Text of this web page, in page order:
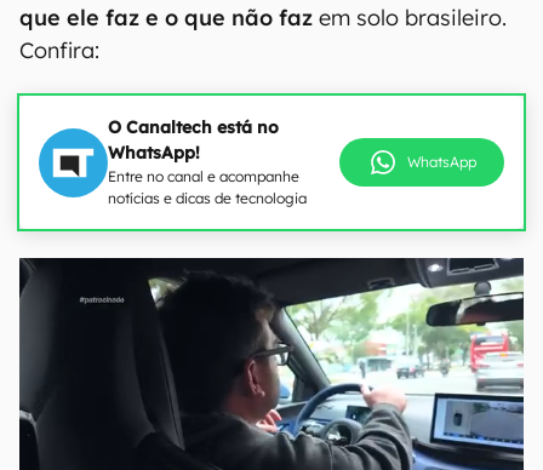
que ele faz e o que não faz em solo brasileiro.
Confira:
O Canaltech está no
WhatsApp!
Entre no canal e acompanhe
notícias e dicas de tecnologia
WhatsApp